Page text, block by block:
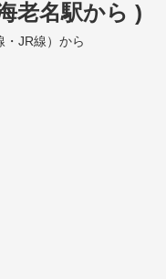
老名駅から )
・JR線）から